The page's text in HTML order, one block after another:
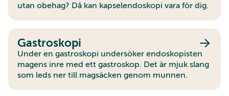
utan obehag? Då kan kapselendoskopi vara för dig.
Gastroskopi
Under en gastroskopi undersöker endoskopisten
magens inre med ett gastroskop. Det är mjuk slang
som leds ner till magsäcken genom munnen.